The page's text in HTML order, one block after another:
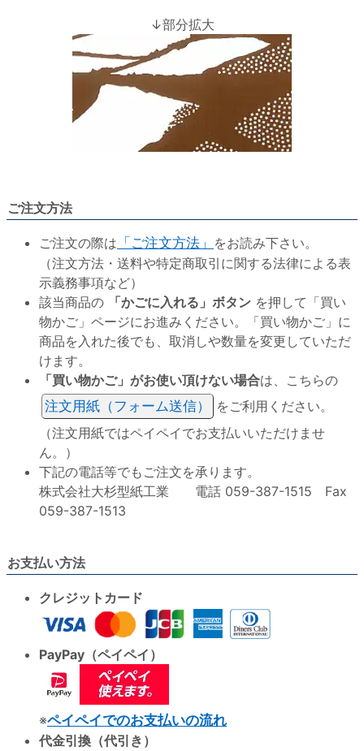
↓部分拡大
ご注文方法
ご注文の際は 「ご注文方法」 をお読み下さい。
（注文方法・送料や特定商取引に関する法律による表
示義務事項など）
該当商品の
「かごに入れる」ボタン を押して「買い
物かご」ページにお進みください。「買い物かご」に
商品を入れた後でも、取消しや数量を変更していただ
けます。
「買い物かご」がお使い頂けない場合は、こちらの
注文用紙（フォーム送信）
をご利用ください。
（注文用紙ではペイペイでお支払いいただけませ
ん。）
下記の電話等でもご注文を承ります。
株式会社大杉型紙工業 電話 059-387-1515 Fax
059-387-1513
お支払い方法
クレジットカード
PayPay（ペイペイ）
※ペイペイでのお支払いの流れ
代金引換（代引き）